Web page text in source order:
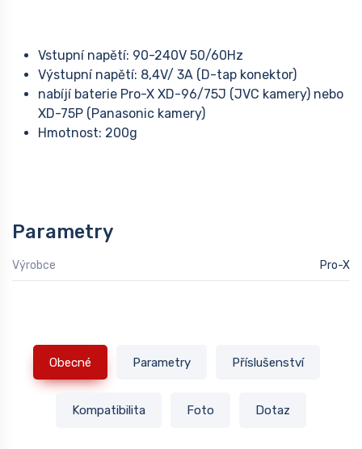
Vstupní napětí: 90-240V 50/60Hz
Výstupní napětí: 8,4V/ 3A (D-tap konektor)
nabíjí baterie Pro-X XD-96/75J (JVC kamery) nebo
XD-75P (Panasonic kamery)
Hmotnost: 200g
Parametry
Výrobce Pro-X
Obecné Parametry Příslušenství
Kompatibilita Foto Dotaz